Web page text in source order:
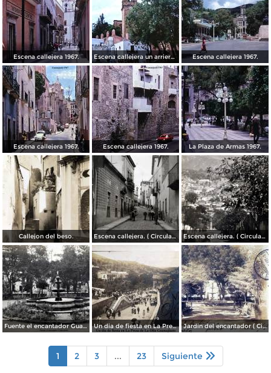
Escena callejera 1967. Escena callejera un arriero 1967. Escena callejera 1967.
Escena callejera 1967. Escena callejera 1967. La Plaza de Armas 1967.
Callejon del beso. Escena callejera. ( Circulada el 13 de Mayo de 1941 ). Escena callejera. ( Circulada el 14 de Diciembre de 1930 ).
Fuente el encantador Guanajuato. Un dia de fiesta en La Presa de La Olla Guanajuato ( Circulada el 9 de Agosto de 1905 ). Jardin del encantador ( Circulada el 30 de Julio de 1905 ).
1 2 3 ... 23 Siguiente